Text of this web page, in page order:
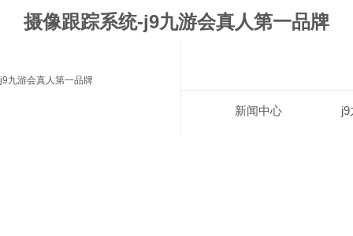
摄像跟踪系统-j9九游会真人第一品牌
j9九游会真人第一品牌
新闻中心